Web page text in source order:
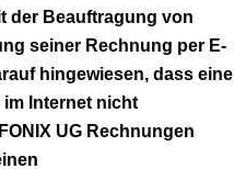
der Beauftragung von
seiner Rechnung per E-
hingewiesen, dass eine
Internet nicht
UG Rechnungen